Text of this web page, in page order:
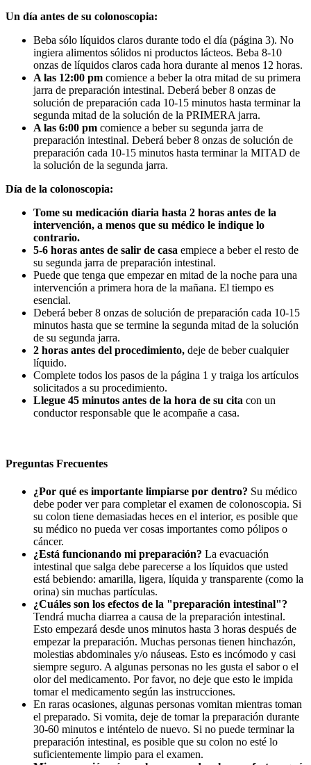
Un día antes de su colonoscopia:
Beba sólo líquidos claros durante todo el día (página 3). No
ingiera alimentos sólidos ni productos lácteos. Beba 8-10
onzas de líquidos claros cada hora durante al menos 12 horas.
A las 12:00 pm comience a beber la otra mitad de su primera
jarra de preparación intestinal. Deberá beber 8 onzas de
solución de preparación cada 10-15 minutos hasta terminar la
segunda mitad de la solución de la PRIMERA jarra.
A las 6:00 pm comience a beber su segunda jarra de
preparación intestinal. Deberá beber 8 onzas de solución de
preparación cada 10-15 minutos hasta terminar la MITAD de
la solución de la segunda jarra.
Día de la colonoscopia:
Tome su medicación diaria hasta 2 horas antes de la
intervención, a menos que su médico le indique lo
contrario.
5-6 horas antes de salir de casa empiece a beber el resto de
su segunda jarra de preparación intestinal.
Puede que tenga que empezar en mitad de la noche para una
intervención a primera hora de la mañana. El tiempo es
esencial.
Deberá beber 8 onzas de solución de preparación cada 10-15
minutos hasta que se termine la segunda mitad de la solución
de su segunda jarra.
2 horas antes del procedimiento, deje de beber cualquier
líquido.
Complete todos los pasos de la página 1 y traiga los artículos
solicitados a su procedimiento.
Llegue 45 minutos antes de la hora de su cita con un
conductor responsable que le acompañe a casa.
Preguntas Frecuentes
¿Por qué es importante limpiarse por dentro? Su médico
debe poder ver para completar el examen de colonoscopia. Si
su colon tiene demasiadas heces en el interior, es posible que
su médico no pueda ver cosas importantes como pólipos o
cáncer.
¿Está funcionando mi preparación? La evacuación
intestinal que salga debe parecerse a los líquidos que usted
está bebiendo: amarilla, ligera, líquida y transparente (como la
orina) sin muchas partículas.
¿Cuáles son los efectos de la "preparación intestinal"?
Tendrá mucha diarrea a causa de la preparación intestinal.
Esto empezará desde unos minutos hasta 3 horas después de
empezar la preparación. Muchas personas tienen hinchazón,
molestias abdominales y/o náuseas. Esto es incómodo y casi
siempre seguro. A algunas personas no les gusta el sabor o el
olor del medicamento. Por favor, no deje que esto le impida
tomar el medicamento según las instrucciones.
En raras ocasiones, algunas personas vomitan mientras toman
el preparado. Si vomita, deje de tomar la preparación durante
30-60 minutos e inténtelo de nuevo. Si no puede terminar la
preparación intestinal, es posible que su colon no esté lo
suficientemente limpio para el examen.